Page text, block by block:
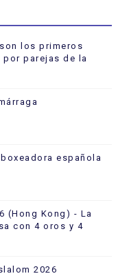
los primeros
por parejas de la
española
(Hong Kong) - La
con 4 oros y 4
2026